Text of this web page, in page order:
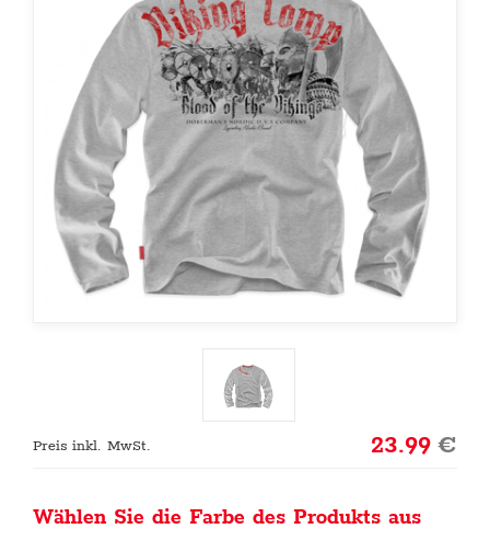
Preis inkl. MwSt. 23.99€
Wählen Sie die Farbe des Produkts aus